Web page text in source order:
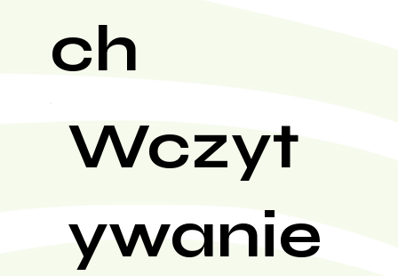
ch
Wczyt
ywanie